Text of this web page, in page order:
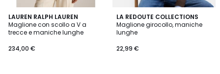
LAUREN RALPH LAUREN
Maglione con scollo a V a
trecce e maniche lunghe
234,00 €
LA REDOUTE COLLECTIONS
Maglione girocollo, maniche
lunghe
22,99 €
4,5
/ 5
3
Colori